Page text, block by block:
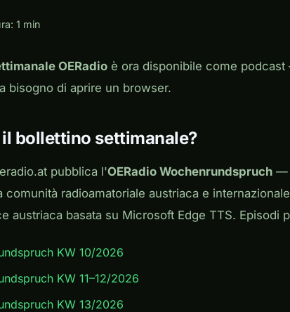
1 min
OERadio è ora disponibile come
bisogno di aprire un browser.
bollettino settimanale?
pubblica l'OERadio Wochenrundspruch —
comunità radioamatoriale austriaca e
austriaca basata su Microsoft Edge TTS. Episodi
KW 10/2026
KW 11–12/2026
KW 13/2026